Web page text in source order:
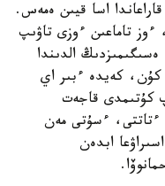
اسا قيىن ەمەس.
تاماعىن ءوزى تاۋىپ
الدىندا
اعىپ تۇرعان بۇلاققا بارمايدى. 10-15 كۇن، كەيدە ءبىر اي
كۇتىمدى قاجەت
ءتاتتى، ءسۇتى مەن
ابدەن